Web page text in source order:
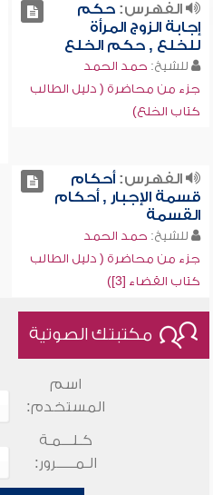
الفهرس:حكم
إجابة الزوج المرأة
للخلع , حكم الخلع
للشيخ: حمد الحمد
جزء من محاضرة ( دليل الطالب
كتاب الخلع)
الفهرس:أحكام
قسمة الإجبار , أحكام
القسمة
للشيخ: حمد الحمد
جزء من محاضرة ( دليل الطالب
كتاب القضاء [3])
مكتبتك الصوتية
اسم
المستخدم:
كـلـــمـة
الـمـــــرور: